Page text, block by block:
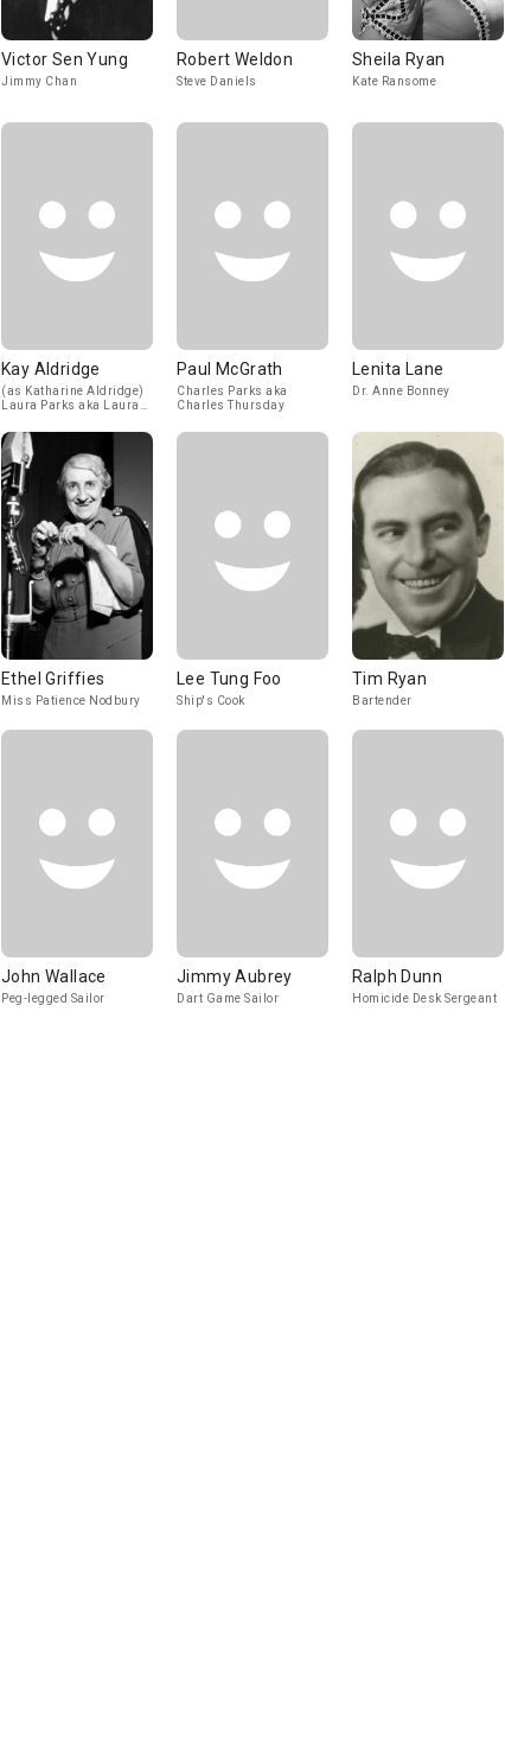
Victor Sen Yung
Jimmy Chan
Robert Weldon
Steve Daniels
Sheila Ryan
Kate Ransome
Kay Aldridge
(as Katharine Aldridge)
Laura Parks aka Laura
Paul McGrath
Charles Parks aka
Charles Thursday
Lenita Lane
Dr. Anne Bonney
Ethel Griffies
Miss Patience Nodbury
Lee Tung Foo
Ship's Cook
Tim Ryan
Bartender
John Wallace
Peg-legged Sailor
Jimmy Aubrey
Dart Game Sailor
Ralph Dunn
Homicide Desk Sergeant